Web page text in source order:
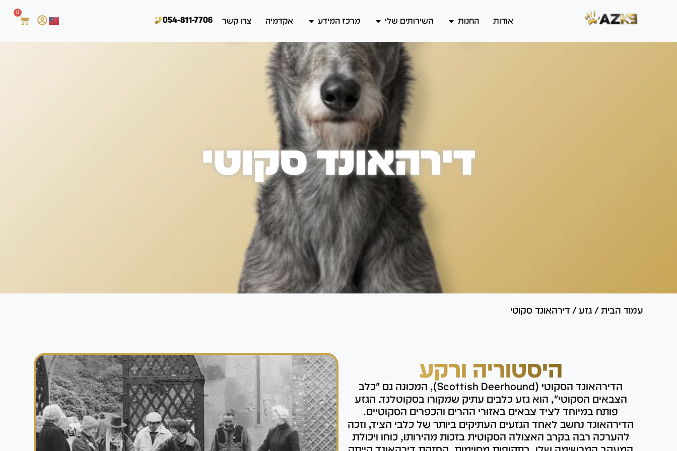
אודות החנות השירותים שלי מרכז המידע אקדמיה צרו קשר 054-811-7706
0
דירהאונד סקוטי
עמוד הבית / גזע / דירהאונד סקוטי
היסטוריה ורקע
הדירהאונד הסקוטי (Scottish Deerhound), המכונה גם "כלב
הצבאים הסקוטי", הוא גזע כלבים עתיק שמקורו בסקוטלנד. הגזע
פותח במיוחד לציד צבאים באזורי ההרים והכפרים הסקוטיים.
הדירהאונד נחשב לאחד הגזעים העתיקים ביותר של כלבי הציד, וזכה
להערכה רבה בקרב האצולה הסקוטית בזכות מהירותו, כוחו ויכולת